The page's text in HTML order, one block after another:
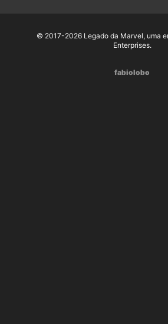
© 2017-2026 Legado da Marvel, uma
Enterprises.
fabiolobo